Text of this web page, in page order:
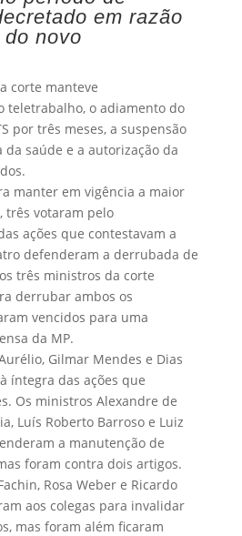
em razão
novo
corte manteve
teletrabalho, o adiamento do
por três meses, a suspensão
saúde e a autorização da
manter em vigência a maior
três votaram pelo
ações que contestavam a
defenderam a derrubada de
três ministros da corte
derrubar ambos os
vencidos para uma
da MP.
Gilmar Mendes e Dias
íntegra das ações que
Os ministros Alexandre de
Luís Roberto Barroso e Luiz
a manutenção de
foram contra dois artigos.
Rosa Weber e Ricardo
aos colegas para invalidar
mas foram além ficaram